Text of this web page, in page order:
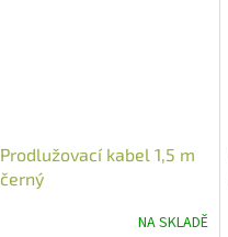
Prodlužovací kabel 1,5 m
černý
NA SKLADĚ